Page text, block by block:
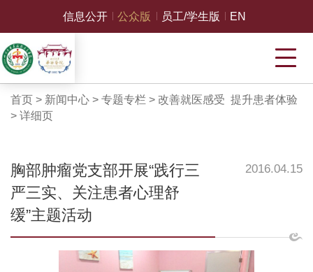
信息公开 公众版 员工/学生版 EN
首页 > 新闻中心> 专题专栏 > 改善就医感受 提升患者体验
> 详细页
胸部肿瘤党支部开展“践行三
严三实、关注患者心理舒
缓”主题活动
2016.04.15